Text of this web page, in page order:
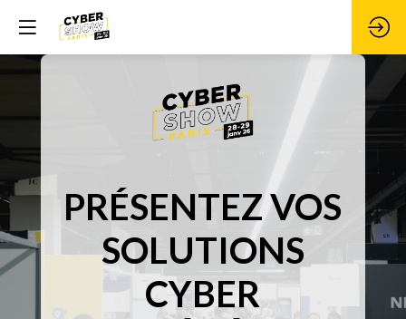
PRÉSENTEZ VOS
SOLUTIONS
CYBER